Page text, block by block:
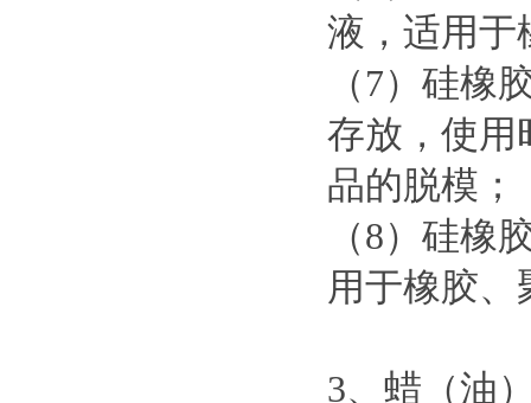
液，适用于
（7）硅橡
存放，使用
品的脱模；
（8）硅橡
用于橡胶
3、蜡（油